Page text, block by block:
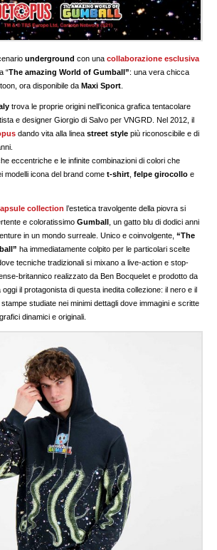
underground con unacollaborazione esclusiva
“The amazing World of Gumball”: una vera chicca
ora disponibile daMaxi Sport
trova le proprie origini nell’iconica grafica tentacolare
e designer Giorgio di Salvo per VNGRD. Nel 2012, il
dando vita alla lineastreet style più riconoscibile e di
eccentriche e le infinite combinazioni di colori che
modelli icona del brand come t-shirt ,felpe girocollo e
collectionl’estetica travolgente della piovra si
e coloratissimoGumball , un gatto blu di dodici anni
in un mondo surreale. Unico e coinvolgente, “The
ha immediatamente colpito per le particolari scelte
tecniche tradizionali si mixano a live-action e stop-
britannico realizzato da Ben Bocquelet e prodotto da
il protagonista di questa inedita collezione: il nero e il
studiate nei minimi dettagli dove immagini e scritte
dinamici e originali.